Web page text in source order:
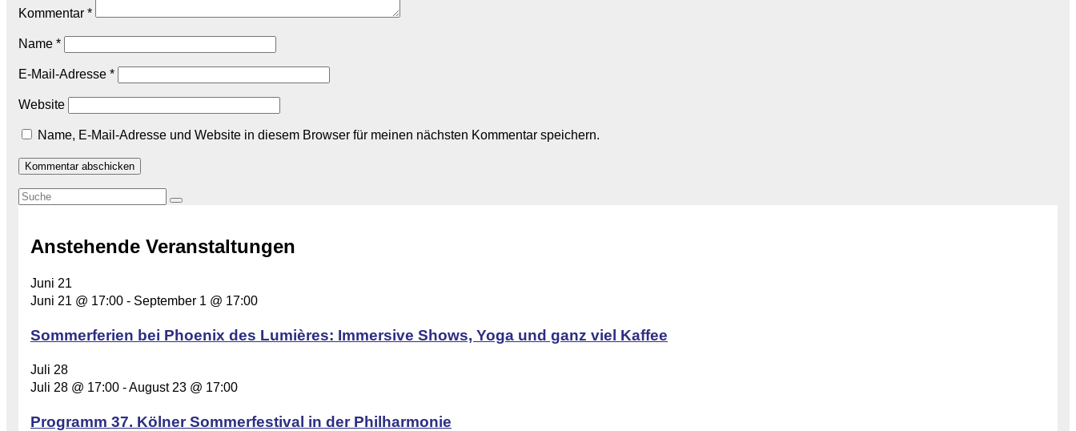
Kommentar *
Name *
E-Mail-Adresse *
Website
Name, E-Mail-Adresse und Website in diesem Browser für meinen nächsten Kommentar speichern.
Anstehende Veranstaltungen
Juni 21
Juni 21 @ 17:00 - September 1 @ 17:00
Sommerferien bei Phoenix des Lumières: Immersive Shows, Yoga und ganz viel Kaffee
Juli 28
Juli 28 @ 17:00 -August 23 @ 17:00
Programm 37. Kölner Sommerfestival in der Philharmonie